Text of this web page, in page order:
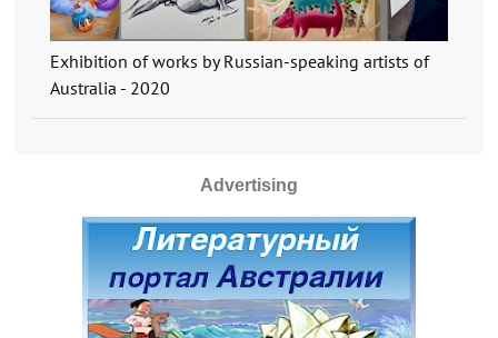
Exhibition of works by Russian-speaking artists of
Australia - 2020
Advertising